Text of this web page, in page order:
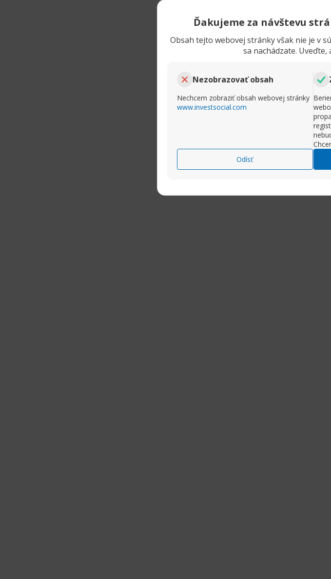
Ďakujeme za návštevu
Obsah tejto webovej stránky však nie je v
sa nachádzate.
Nezobrazovať obsah
Nechcem zobraziť obsah webovej stránky
www.investsocial.com
Odísť